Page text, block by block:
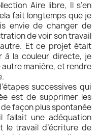
Aire libre, Il s’en
fait longtemps que je
envie de changer de
de voir son travail
Et ce projet était
la couleur directe, je
autre manière, et rendre
successives qui
est de supprimer les
façon plus spontanée
fallait une adéquation
le travail d’écriture de